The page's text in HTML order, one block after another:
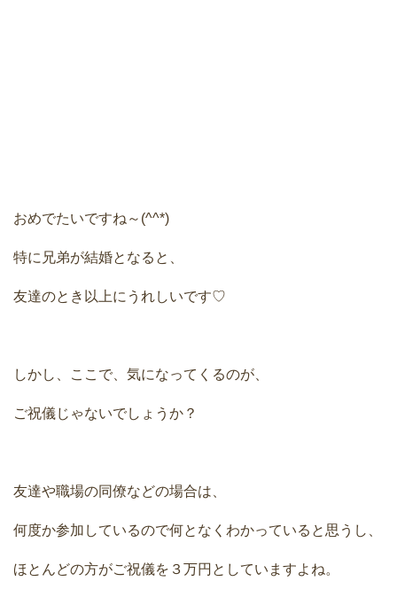
おめでたいですね～(^^*)
特に兄弟が結婚となると、
友達のとき以上にうれしいです♡
しかし、ここで、気になってくるのが、
ご祝儀じゃないでしょうか？
友達や職場の同僚などの場合は、
何度か参加しているので何となくわかっていると思うし、
ほとんどの方がご祝儀を３万円としていますよね。